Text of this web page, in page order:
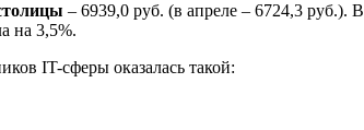
– 6939,0 руб. (в апреле – 6724,3 руб.).
на 3,5%.
IT-сферы оказалась такой: